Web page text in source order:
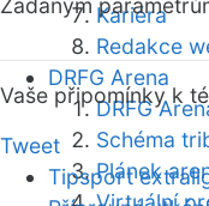
Kariéra
Redakce
DRFG Arena
DRFG
Schéma
Plánek
Zadaným
Vaše připomínky k
Tweet
Tipsport